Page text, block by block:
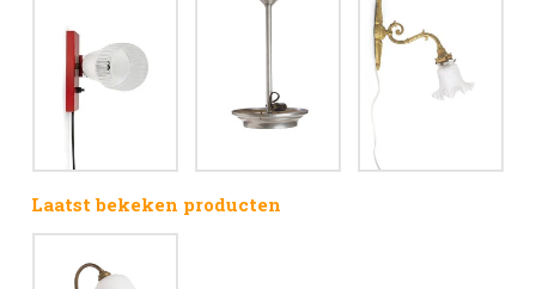
Laatst bekeken producten